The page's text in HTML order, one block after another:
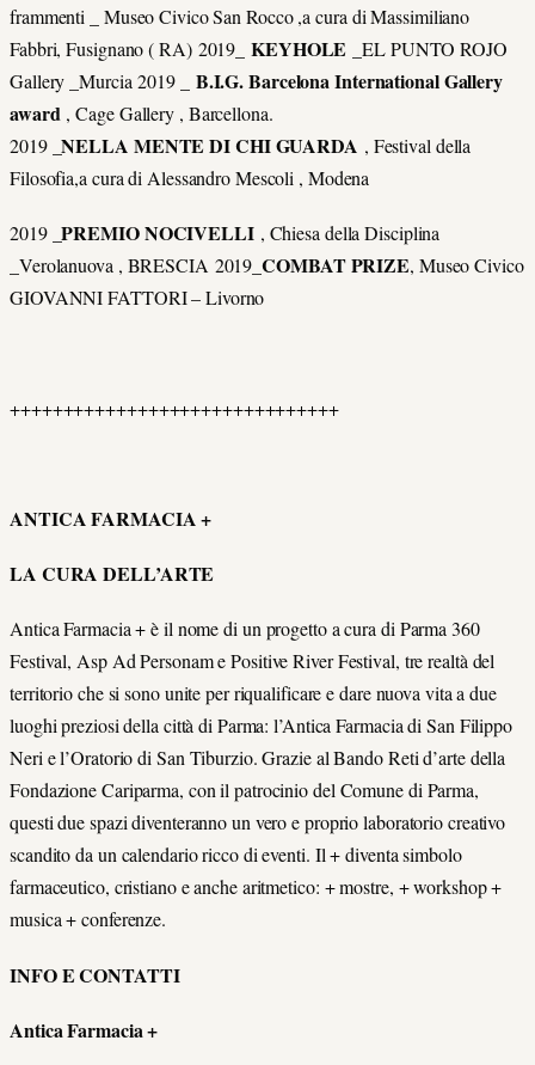
frammenti _ Museo Civico San Rocco ,a cura di Massimiliano
Fabbri, Fusignano ( RA) 2019_ KEYHOLE _EL PUNTO ROJO
Gallery _Murcia 2019 _ B.I.G. Barcelona International Gallery
award , Cage Gallery , Barcellona.
2019 _NELLA MENTE DI CHI GUARDA , Festival della
Filosofia,a cura di Alessandro Mescoli , Modena
2019 _PREMIO NOCIVELLI, Chiesa della Disciplina
_Verolanuova , BRESCIA 2019_COMBAT PRIZE, Museo Civico
GIOVANNI FATTORI – Livorno
+++++++++++++++++++++++++++++++
ANTICA FARMACIA +
LA CURA DELL’ARTE
Antica Farmacia + è il nome di un progetto a cura di Parma 360
Festival, Asp Ad Personam e Positive River Festival, tre realtà del
territorio che si sono unite per riqualificare e dare nuova vita a due
luoghi preziosi della città di Parma: l’Antica Farmacia di San Filippo
Neri e l’Oratorio di San Tiburzio. Grazie al Bando Reti d’arte della
Fondazione Cariparma, con il patrocinio del Comune di Parma,
questi due spazi diventeranno un vero e proprio laboratorio creativo
scandito da un calendario ricco di eventi. Il + diventa simbolo
farmaceutico, cristiano e anche aritmetico: + mostre, + workshop +
musica + conferenze.
INFO E CONTATTI
Antica Farmacia +